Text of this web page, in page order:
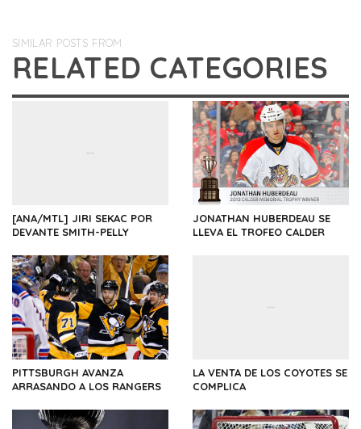
SIMILAR POSTS FROM
RELATED CATEGORIES
[ANA/MTL] JIRI SEKAC POR
DEVANTE SMITH-PELLY
JONATHAN HUBERDEAU SE
LLEVA EL TROFEO CALDER
PITTSBURGH AVANZA
ARRASANDO A LOS RANGERS
LA VENTA DE LOS COYOTES SE
COMPLICA